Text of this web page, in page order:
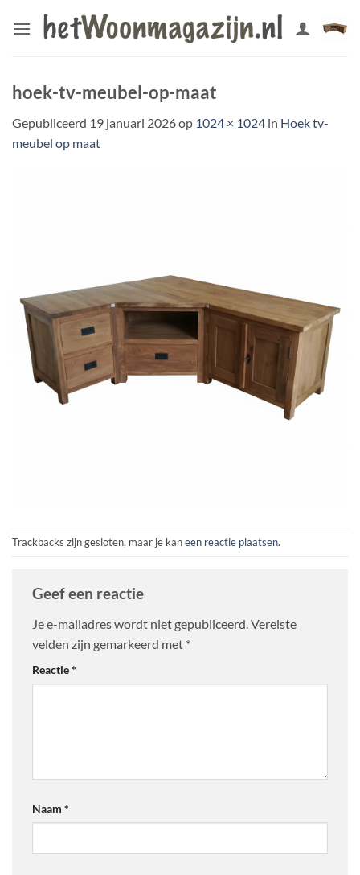
naar
hoek-tv-meubel-op-maat
Gepubliceerd 19 januari 2026op 1024 × 1024 in Hoek tv-
meubel op maat
Trackbacks zijn gesloten, maar je kaneen reactie plaatsen.
Geef een reactie
Je e-mailadres wordt niet gepubliceerd.Vereiste
velden zijn gemarkeerd met *
Reactie*
Naam *